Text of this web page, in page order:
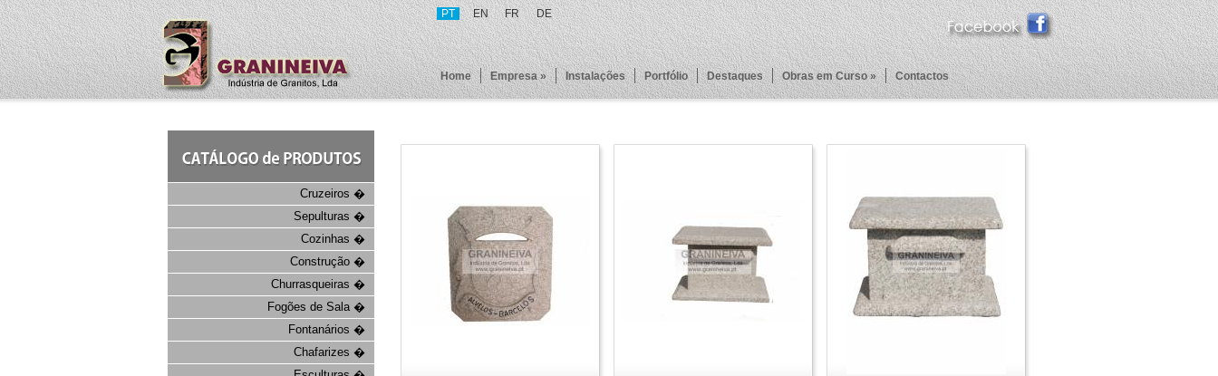
PT EN FR DE
Home Empresa » Instalações Portfólio Destaques Obras em Curso » Contactos
Cruzeiros �
Sepulturas �
Cozinhas �
Construção �
Churrasqueiras �
Fogões de Sala �
Fontanários �
Chafarizes �